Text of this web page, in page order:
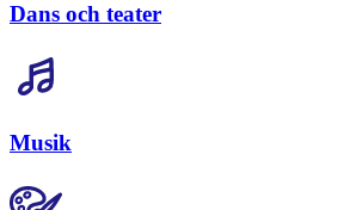
Dans och teater
Musik